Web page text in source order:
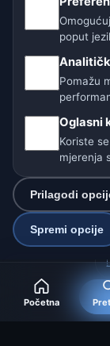
Sitemap
🇨🇿
🌍
Početna
poput
Pomažu
Oglasni
Koriste
mjerenja
Prilagodi
Spremi opcije